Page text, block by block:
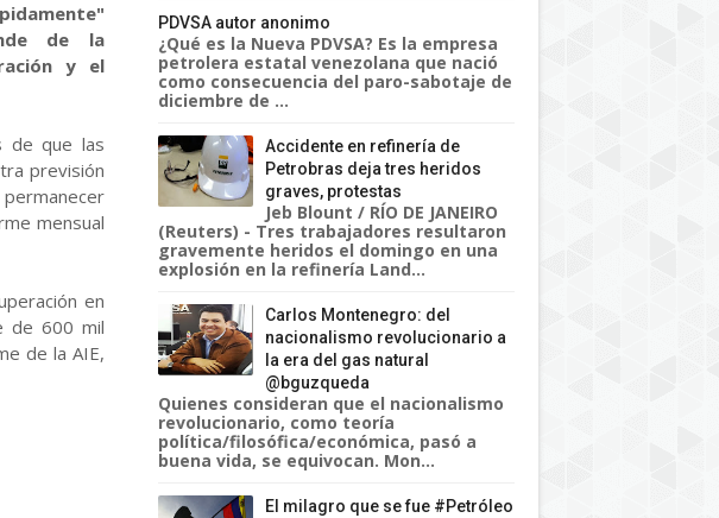
de la
y el
de que las
previsión
mensual
en
de 600 mil
de la AIE,
PDVSA autor anonimo
¿Qué es la Nueva PDVSA? Es la empresa
petrolera estatal venezolana que nació
como consecuencia del paro-sabotaje de
diciembre de ...
Accidente en refinería de
Petrobras deja tres heridos
graves, protestas
Jeb Blount / RÍO DE JANEIRO
(Reuters) - Tres trabajadores resultaron
gravemente heridos el domingo en una
explosión en la refinería Land...
Carlos Montenegro: del
nacionalismo revolucionario a
la era del gas natural
@bguzqueda
Quienes consideran que el nacionalismo
revolucionario, como teoría
política/filosófica/económica, pasó a
buena vida, se equivocan. Mon...
El milagro que se fue #Petróleo